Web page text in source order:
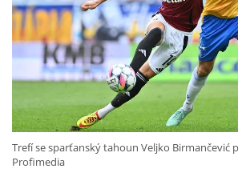
Trefí se sparťanský tahoun Veljko Birmančević
Profimedia